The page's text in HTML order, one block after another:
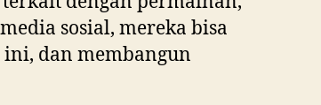
sosial, mereka bisa
dan membangun